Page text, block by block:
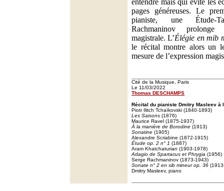
entendre mais qui évite les
pages généreuses. Le
pianiste, une Étude-
Rachmaninov prolonge
magistrale. L’Élégie en mib
le récital montre alors un
mesure de l’expression
Cité de la Musique, Paris
Le 11/03/2022
Thomas DESCHAMPS
Récital du pianiste Dmitry Masleev à
Piotr Ilitch Tchaïkovski (1840-1893)
Les Saisons (1876)
Maurice Ravel (1875-1937)
À la manière de Borodine (1913)
Sonatine (1905)
Alexandre Scriabine (1872-1915)
Étude op. 2 n° 1 (1887)
Aram Khatchaturian (1903-1978)
Adagio de Spartacus et Phrygia (1956)
Serge Rachmaninov (1873-1943)
Sonate n° 2 en sib mineur op. 36
Dmitry Masleev, piano